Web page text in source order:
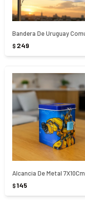
$ 249
Alcancia De Metal 7X10Cm
$145